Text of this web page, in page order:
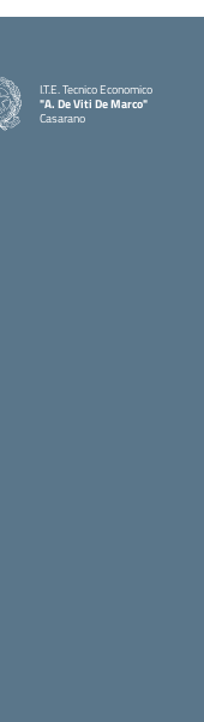
I.T.E. Tecnico Economico
"A. De Viti De Marco"
Casarano